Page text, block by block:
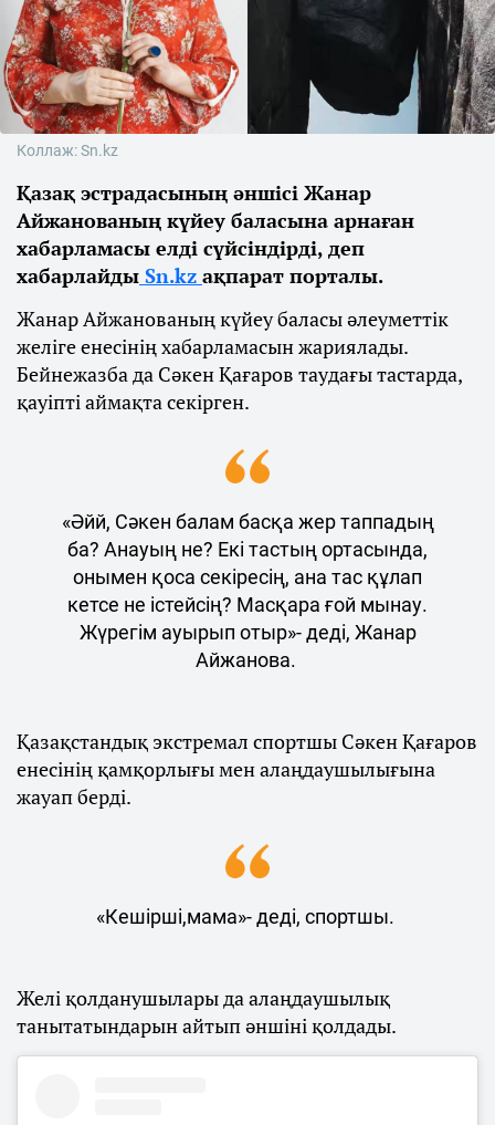
Коллаж: Sn.kz
Қазақ эстрадасының әншісі Жанар
Айжанованың күйеу баласына арнаған
хабарламасы елді сүйсіндірді, деп
хабарлайды Sn.kz ақпарат порталы.
Жанар Айжанованың күйеу баласы әлеуметтік
желіге енесінің хабарламасын жариялады.
Бейнежазба да Сәкен Қағаров таудағы тастарда,
қауіпті аймақта секірген.
«Әйй, Сәкен балам басқа жер таппадың
ба? Анауың не? Екі тастың ортасында,
онымен қоса секіресің, ана тас құлап
кетсе не істейсің? Масқара ғой мынау.
Жүрегім ауырып отыр»- деді, Жанар
Айжанова.
Қазақстандық экстремал спортшы Сәкен Қағаров
енесінің қамқорлығы мен алаңдаушылығына
жауап берді.
«Кешірші,мама»- деді, спортшы.
Желі қолданушылары да алаңдаушылық
танытатындарын айтып әншіні қолдады.